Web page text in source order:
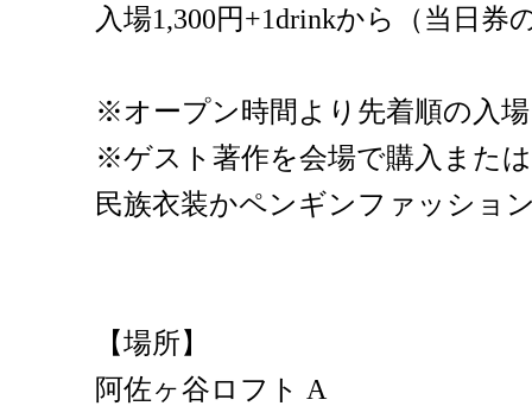
入場1,300円+1drinkから（当日
※オープン時間より先着順の入
※ゲスト著作を会場で購入また
民族衣装かペンギンファッショ
【場所】
阿佐ヶ谷ロフト A